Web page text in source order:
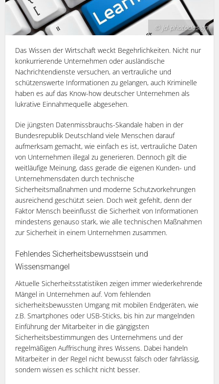
© jd-photodesign
Das Wissen der Wirtschaft weckt Begehrlichkeiten. Nicht nur
konkurrierende Unternehmen oder ausländische
Nachrichtendienste versuchen, an vertrauliche und
schützenswerte Informationen zu gelangen, auch Kriminelle
haben es auf das Know-how deutscher Unternehmen als
lukrative Einnahmequelle abgesehen.
Die jüngsten Datenmissbrauchs-Skandale haben in der
Bundesrepublik Deutschland viele Menschen darauf
aufmerksam gemacht, wie einfach es ist, vertrauliche Daten
von Unternehmen illegal zu generieren. Dennoch gilt die
weitläufige Meinung, dass gerade die eigenen Kunden- und
Unternehmensdaten durch technische
Sicherheitsmaßnahmen und moderne Schutzvorkehrungen
ausreichend geschützt seien. Doch weit gefehlt, denn der
Faktor Mensch beeinflusst die Sicherheit von Informationen
mindestens genauso stark, wie alle technischen Maßnahmen
zur Sicherheit in einem Unternehmen zusammen.
Fehlendes Sicherheitsbewusstsein und
Wissensmangel
Aktuelle Sicherheitsstatistiken zeigen immer wiederkehrende
Mängel in Unternehmen auf. Vom fehlenden
sicherheitsbewussten Umgang mit mobilen Endgeräten, wie
z.B. Smartphones oder USB-Sticks, bis hin zur mangelnden
Einführung der Mitarbeiter in die gängigsten
Sicherheitsbestimmungen des Unternehmens und der
regelmäßigen Auffrischung ihres Wissens. Dabei handeln
Mitarbeiter in der Regel nicht bewusst falsch oder fahrlässig,
sondern wissen es schlicht nicht besser.